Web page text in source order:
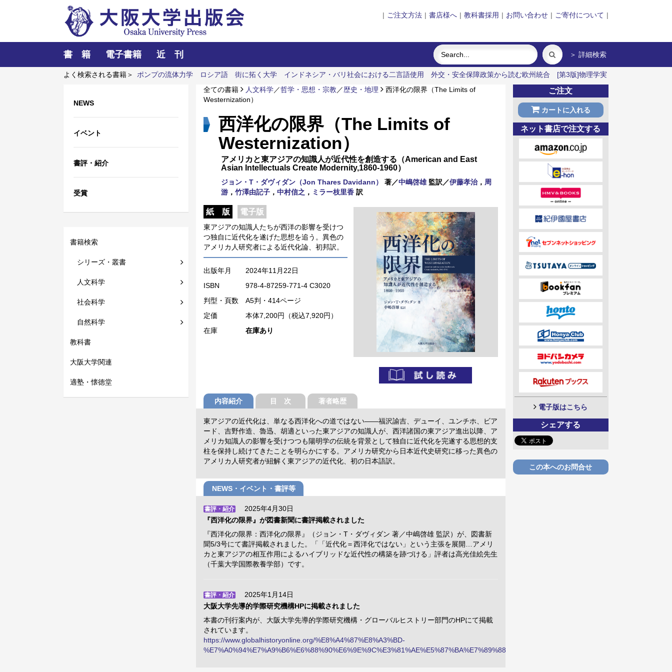
| ご注文方法 | 書店様へ | 教科書採用 | お問い合わせ | ご寄付について |
書 籍 電子書籍 近 刊 ＞ 詳細検索
よく検索される書籍＞ ポンプの流体力学 ロシア語 街に拓く大学 インドネシア・バリ社会における二言語使用 外交・安全保障政策から読む欧州統合
[第3版]物理学実
NEWS
イベント
書評・紹介
受賞
書籍検索
シリーズ・叢書
人文科学
社会科学
自然科学
教科書
大阪大学関連
適塾・懐徳堂
全ての書籍 人文科学／哲学・思想・宗教 ／歴史・地理
西洋化の限界（The Limits of
Westernization）
西洋化の限界（The Limits of
Westernization）
アメリカと東アジアの知識人が近代性を創造する（American and East
Asian Intellectuals Create Modernity,1860-1960）
ジョン・T・ダヴィダン（Jon Thares Davidann） 著／中嶋啓雄監訳／伊藤孝治， 周
游 ， 竹澤由記子 ， 中村信之 ， ミラー枝里香 訳
紙 版 電子版
東アジアの知識人たちが西洋の影響を受けつ
つ独自に近代化を遂げた思想を追う。異色の
アメリカ人研究者による近代化論、初邦訳。
出版年月
2024年11月22日
ISBN
978-4-87259-771-4 C3020
判型・頁数 A5判・414ページ
定価
本体7,200円（税込7,920円）
在庫
在庫あり
内容紹介 目 次 著者略歴
東アジアの近代化は、単なる西洋化への道ではない――福沢諭吉、デューイ、ユンチホ、ビア
ード、吉野作造、魯迅、胡適といった東アジアの知識人が、西洋諸国の東アジア進出以降、ア
メリカ知識人の影響を受けつつも陽明学の伝統を背景として独自に近代化を完遂する思想的支
柱を保持し続けてきたことを明らかにする。アメリカ研究から日本近代史研究に移った異色の
アメリカ人研究者が紐解く東アジアの近代化、初の日本語訳。
NEWS・イベント・書評等
書評・紹介
2025年4月30日
『西洋化の限界』が図書新聞に書評掲載されました
『西洋化の限界：西洋化の限界』（ジョン・T・ダヴィダン 著／中嶋啓雄 監訳）が、図書新
聞5/3号にて書評掲載されました。「「近代化＝西洋化ではない」という主張を展開…アメリ
カと東アジアの相互作用によるハイブリッドな近代性の構築を跡づける」評者は高光佳絵先生
（千葉大学国際教養学部）です。
書評・紹介
2025年1月14日
大阪大学先導的学際研究機構HPに掲載されました
本書の刊行案内が、大阪大学先導的学際研究機構・グローバルヒストリー部門のHPにて掲載
されています。
https://www.globalhistoryonline.org/%E8%A4%87%E8%A3%BD-
%E7%A0%94%E7%A9%B6%E6%88%90%E6%9E%9C%E3%81%AE%E5%87%BA%E7%89%88
ご注文
カートに入れる
ネット書店で注文する
電子版はこちら
シェアする
この本へのお問合せ